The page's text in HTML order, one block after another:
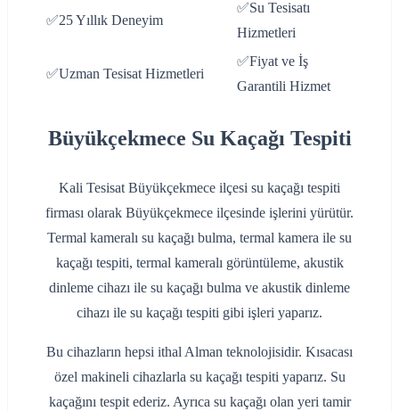
✅25 Yıllık Deneyim
✅Su Tesisatı
Hizmetleri
✅Uzman Tesisat Hizmetleri
✅Fiyat ve İş
Garantili Hizmet
Büyükçekmece Su Kaçağı Tespiti
Kali Tesisat Büyükçekmece ilçesi su kaçağı tespiti
firması olarak Büyükçekmece ilçesinde işlerini yürütür.
Termal kameralı su kaçağı bulma, termal kamera ile su
kaçağı tespiti, termal kameralı görüntüleme, akustik
dinleme cihazı ile su kaçağı bulma ve akustik dinleme
cihazı ile su kaçağı tespiti gibi işleri yaparız.
Bu cihazların hepsi ithal Alman teknolojisidir. Kısacası
özel makineli cihazlarla su kaçağı tespiti yaparız. Su
kaçağını tespit ederiz. Ayrıca su kaçağı olan yeri tamir